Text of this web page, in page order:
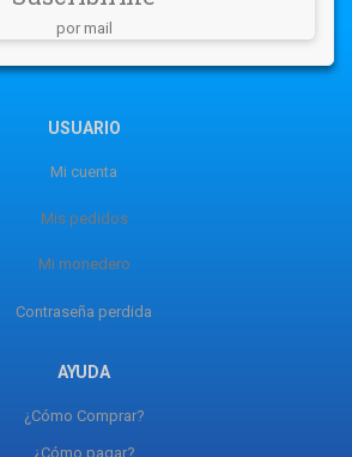
por mail
USUARIO
Mi cuenta
Mis pedidos
Mi monedero
Contraseña perdida
AYUDA
¿Cómo Comprar?
¿Cómo pagar?